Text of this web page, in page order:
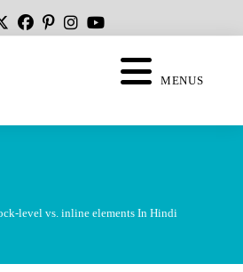
MENUS
level vs. inline elements In Hindi